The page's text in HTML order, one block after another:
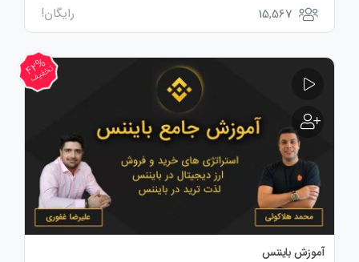
15,567 رایگان!
42%
تخفیف
آموزش بایننس